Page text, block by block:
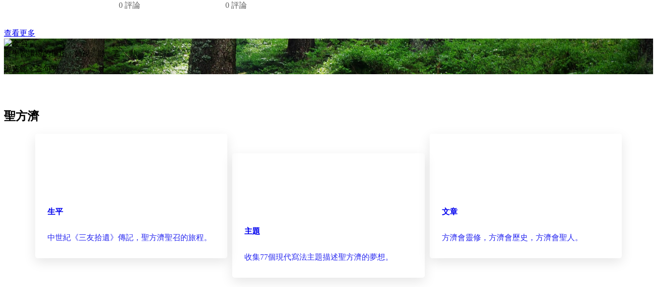
0 評論 0 評論
查看更多
要學習謙虛的舉止，如視、聽、言、動。
聖文德：金句39
聖方濟
生平
中世紀《三友拾遺》傳記，聖方濟聖召的旅程。
主題
收集77個現代寫法主題描述聖方濟的夢想。
文章
方濟會靈修，方濟會歷史，方濟會聖人。